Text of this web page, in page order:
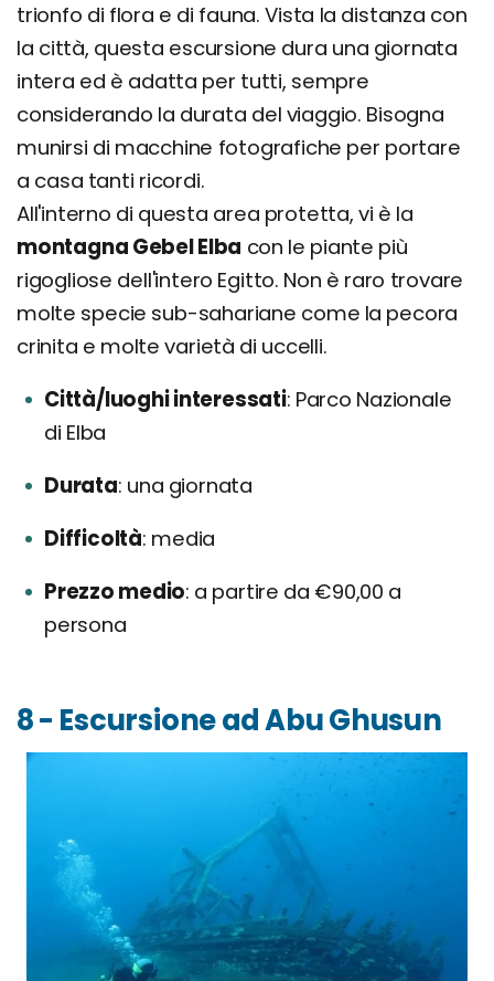
trionfo di flora e di fauna. Vista la distanza con
la città, questa escursione dura una giornata
intera ed è adatta per tutti, sempre
considerando la durata del viaggio. Bisogna
munirsi di macchine fotografiche per portare
a casa tanti ricordi.
All'interno di questa area protetta, vi è la
montagna Gebel Elba con le piante più
rigogliose dell'intero Egitto. Non è raro trovare
molte specie sub-sahariane come la pecora
crinita e molte varietà di uccelli.
Città/luoghi interessati Parco Nazionale
di Elba
Durata una giornata
Difficoltà media
Prezzo medio a partire da €90,00 a
persona
8 - Escursione ad Abu Ghusun